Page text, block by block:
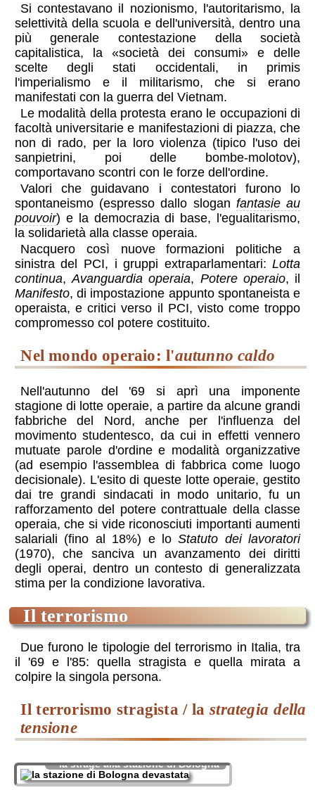
Si contestavano il nozionismo, l'autoritarismo, la
selettività della scuola e dell'università, dentro una
più generale contestazione della società
capitalistica, la «società dei consumi» e delle
scelte degli stati occidentali, in primis
l'imperialismo e il militarismo, che si erano
manifestati con la guerra del Vietnam.
Le modalità della protesta erano le occupazioni di
facoltà universitarie e manifestazioni di piazza, che
non di rado, per la loro violenza (tipico l'uso dei
sanpietrini, poi delle bombe-molotov),
comportavano scontri con le forze dell'ordine.
Valori che guidavano i contestatori furono lo
spontaneismo (espresso dallo slogan fantasie au
pouvoir) e la democrazia di base, l'egualitarismo,
la solidarietà alla classe operaia.
Nacquero così nuove formazioni politiche a
sinistra del PCI, i gruppi extraparlamentari:Lotta
continua,Avanguardia operaia, Potere operaio, il
Manifesto, di impostazione appunto spontaneista e
operaista, e critici verso il PCI, visto come troppo
compromesso col potere costituito.
nel mondo operaio: l'autunno caldo
Nell'autunno del '69 si aprì una imponente
stagione di lotte operaie, a partire da alcune grandi
fabbriche del Nord, anche per l'influenza del
movimento studentesco, da cui in effetti vennero
mutuate parole d'ordine e modalità organizzative
(ad esempio l'assemblea di fabbrica come luogo
decisionale). L'esito di queste lotte operaie, gestito
dai tre grandi sindacati in modo unitario, fu un
rafforzamento del potere contrattuale della classe
operaia, che si vide riconosciuti importanti aumenti
salariali (fino al 18%) e loStatuto dei lavoratori
(1970), che sanciva un avanzamento dei diritti
degli operai, dentro un contesto di generalizzata
stima per la condizione lavorativa.
il terrorismo
Due furono le tipologie del terrorismo in Italia, tra
il '69 e l'85: quella stragista e quella mirata a
colpire la singola persona.
il terrorismo stragista / lastrategia della
tensione
la strage alla stazione di Bologna